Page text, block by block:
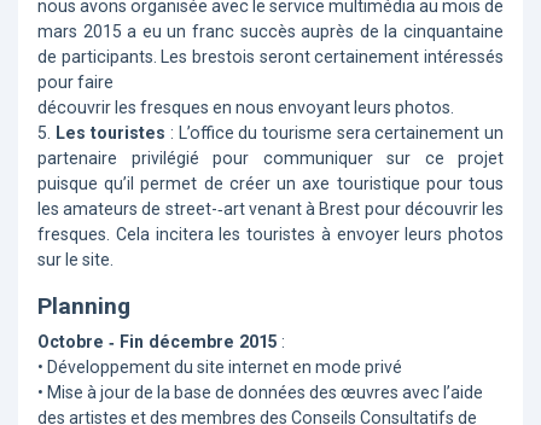
nous avons organisée avec le service multimédia au mois de
mars 2015 a eu un franc succès auprès de la cinquantaine
de participants. Les brestois seront certainement intéressés
pour faire
découvrir les fresques en nous envoyant leurs photos.
5.
Les touristes : L’office du tourisme sera certainement un
partenaire privilégié pour communiquer sur ce projet
puisque qu’il permet de créer un axe touristique pour tous
les amateurs de street-­‐art venant à Brest pour découvrir les
fresques. Cela incitera les touristes à envoyer leurs photos
sur le site.
Planning
Octobre ‐ Fin décembre 2015 :
• Développement du site internet en mode privé
• Mise à jour de la base de données des œuvres avec l’aide
des artistes et des membres des Conseils Consultatifs de